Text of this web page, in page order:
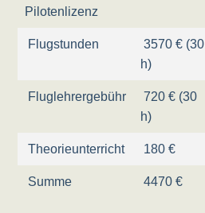
Pilotenlizenz
Flugstunden
3570 € (30
h)
Fluglehrergebühr
720 € (30
h)
Theorieunterricht 180 €
Summe 4470 €